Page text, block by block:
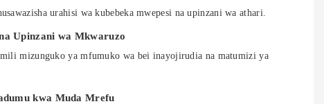
urahisi wa kubebeka mwepesi na upinzani wa athari.
Upinzani wa Mkwaruzo
mizunguko ya mfumuko wa bei inayojirudia na matumizi ya
kwa Muda Mrefu